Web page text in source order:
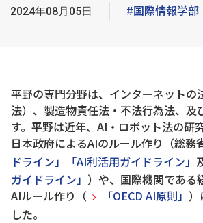
2024年08月05日 #国際情報学部
平野の専門分野は、インターネットの
法）、製造物責任法・不法行為法、及
す。平野は近年、AI・ロボット法の研
日本政府によるAIのルール作り（総務
ドライン」「AI利活用ガイドライン」
ガイドライン」 ）や、国際機関である
AIルール作り（
「OECD AI原則」 ）
した。